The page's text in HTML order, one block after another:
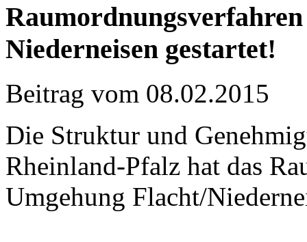
Niederneisen gestartet!
Beitrag vom 08.02.2015
Die Struktur und
Rheinland-Pfalz hat das
Umgehung Flacht/